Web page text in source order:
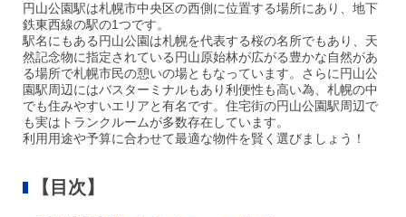
円山公園駅は札幌市中央区の西側に位置する場所にあり、地下
鉄東西線の駅の1つです。
駅名にもある円山公園は札幌を代表する桜の名所でもあり、天
然記念物に指定されている円山原始林が広がる豊かな自然があ
る場所で札幌市民の憩いの場ともなっています。さらに円山公
園駅周辺にはバスターミナルもあり利便性も高い為、札幌の中
でも住みやすいエリアと有名です。住宅街の円山公園駅周辺で
も実はトランクルームが多数存在しています。
利用用途や予算に合わせて最適な物件を賢く選びましょう！
【目次】